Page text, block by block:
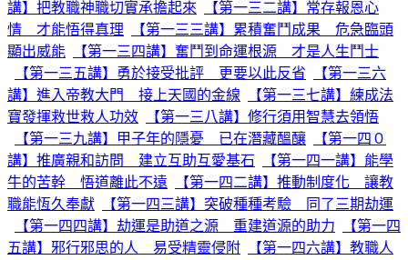
講】把教職神職切實承擔起來
【第一三二講】常存報恩心
情 才能悟得真理
【第一三三講】累積奮鬥成果 危急臨頭
顯出威能
【第一三四講】奮鬥到命運根源 才是人生鬥士
【第一三五講】勇於接受批評 更要以此反省
【第一三六
講】進入帝教大門 接上天國的金線
【第一三七講】練成法
寶發揮救世救人功效
【第一三八講】修行須用智慧去領悟
【第一三九講】甲子年的隱憂 已在潛藏醞釀
【第一四０
講】推廣親和訪問 建立互助互愛基石
【第一四一講】能學
牛的苦幹 悟道離此不遠
【第一四二講】推動制度化 讓教
職能恆久奉獻
【第一四三講】突破種種考驗 同了三期劫運
【第一四四講】劫運是助道之源 重建道源的助力
【第一四
五講】邪行邪思的人 易受精靈侵附
【第一四六講】教職人